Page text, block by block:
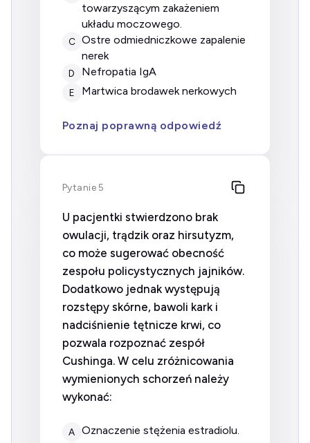
towarzyszącym zakażeniem
układu moczowego.
C ostre odmiedniczkowe zapalenie
nerek
D nefropatia IgA
E martwica brodawek nerkowych
Poznaj poprawną odpowiedź
Pytanie 5
U pacjentki stwierdzono brak
owulacji, trądzik oraz hirsutyzm,
co może sugerować obecność
zespołu policystycznych jajników.
Dodatkowo jednak występują
rozstępy skórne, bawoli kark i
nadciśnienie tętnicze krwi, co
pozwala rozpoznać zespół
Cushinga. W celu zróżnicowania
wymienionych schorzeń należy
wykonać:
A oznaczenie stężenia estradiolu.